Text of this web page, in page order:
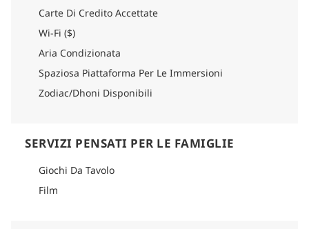
Carte Di Credito Accettate
Wi-Fi ($)
Aria Condizionata
Spaziosa Piattaforma Per Le Immersioni
Zodiac/Dhoni Disponibili
SERVIZI PENSATI PER LE FAMIGLIE
Giochi Da Tavolo
Film